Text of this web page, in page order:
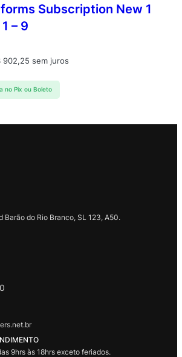
Subscription New 1
– 9
902,25 sem juros
no Pix ou Boleto
Barão do Rio Branco, SL 123, A50.
9hrs às 18hrs exceto feriados.